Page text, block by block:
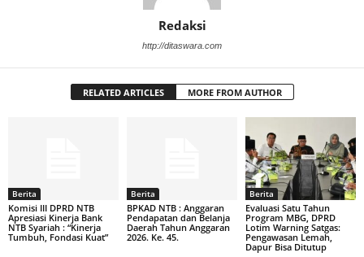
Redaksi
http://ditaswara.com
RELATED ARTICLES MORE FROM AUTHOR
Berita
Komisi III DPRD NTB
Apresiasi Kinerja Bank
NTB Syariah : “Kinerja
Tumbuh, Fondasi Kuat”
Berita
BPKAD NTB : Anggaran
Pendapatan dan Belanja
Daerah Tahun Anggaran
2026. Ke. 45.
Berita
Evaluasi Satu Tahun
Program MBG, DPRD
Lotim Warning Satgas:
Pengawasan Lemah,
Dapur Bisa Ditutup